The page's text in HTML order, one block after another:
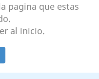
pagina que estas
al inicio.